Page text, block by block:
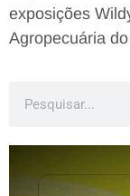
exposições
Agropecuária